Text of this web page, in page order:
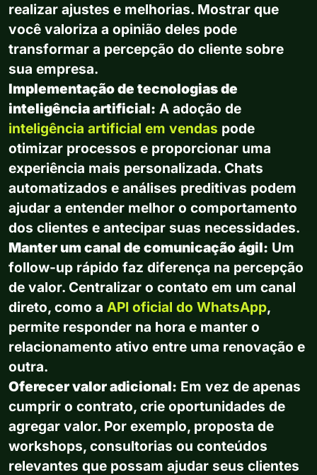
realizar ajustes e melhorias. Mostrar que
você valoriza a opinião deles pode
transformar a percepção do cliente sobre
sua empresa.
Implementação de tecnologias de
inteligência artificial: A adoção de
inteligência artificial em vendas pode
otimizar processos e proporcionar uma
experiência mais personalizada. Chats
automatizados e análises preditivas podem
ajudar a entender melhor o comportamento
dos clientes e antecipar suas necessidades.
Manter um canal de comunicação ágil: Um
follow-up rápido faz diferença na percepção
de valor. Centralizar o contato em um canal
direto, como a API oficial do WhatsApp,
permite responder na hora e manter o
relacionamento ativo entre uma renovação e
outra.
Oferecer valor adicional: Em vez de apenas
cumprir o contrato, crie oportunidades de
agregar valor. Por exemplo, proposta de
workshops, consultorias ou conteúdos
relevantes que possam ajudar seus clientes